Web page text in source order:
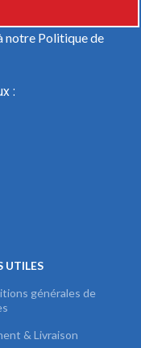
notre Politique de
:
UTILES
générales de
& Livraison